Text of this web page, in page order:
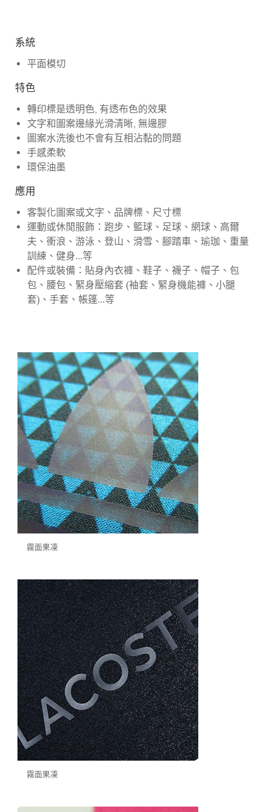
系統
平面模切
特色
轉印標是透明色, 有透布色的效果
文字和圖案邊緣光滑清晰, 無邊膠
圖案水洗後也不會有互相沾黏的問題
手感柔軟
環保油墨
應用
客製化圖案或文字、品牌標、尺寸標
運動或休閒服飾：跑步、籃球、足球、網球、高爾
夫、衝浪、游泳、登山、滑雪、腳踏車、瑜珈、重量
訓練、健身...等
配件或裝備：貼身內衣褲、鞋子、襪子、帽子、包
包、腰包、緊身壓縮套 (袖套、緊身機能褲、小腿
套)、手套、帳篷...等
霧面果凍
霧面果凍